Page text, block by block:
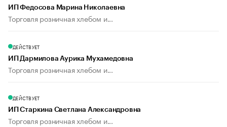
ИП Федосова Марина Николаевна
Торговля розничная хлебом и...
ДЕЙСТВУЕТ
ИП Дармилова Аурика Мухамедовна
Торговля розничная хлебом и...
ДЕЙСТВУЕТ
ИП Старкина Светлана Александровна
Торговля розничная хлебом и...